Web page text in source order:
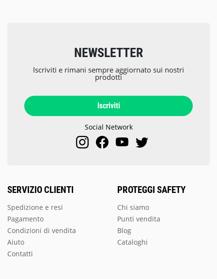
SERVIZIO CLIENTI
Spedizione e resi
Pagamento
Condizioni di vendita
Aiuto
Contatti
PROTEGGI SAFETY
Chi siamo
Punti vendita
Blog
Cataloghi
NEWSLETTER
Iscriviti e rimani sempre aggiornato sui nostri
prodotti
Iscriviti
Social Network